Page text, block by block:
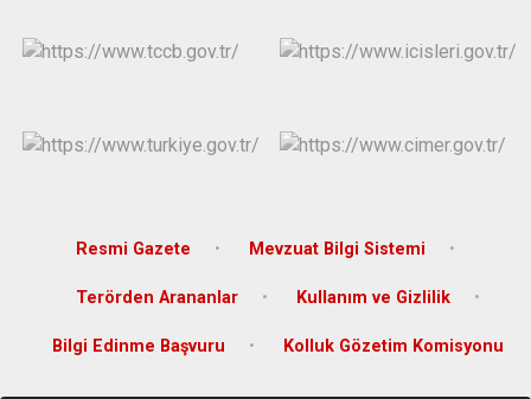
Resmi Gazete Mevzuat Bilgi Sistemi
Terörden Arananlar Kullanım ve Gizlilik
Bilgi Edinme Başvuru Kolluk Gözetim Komisyonu